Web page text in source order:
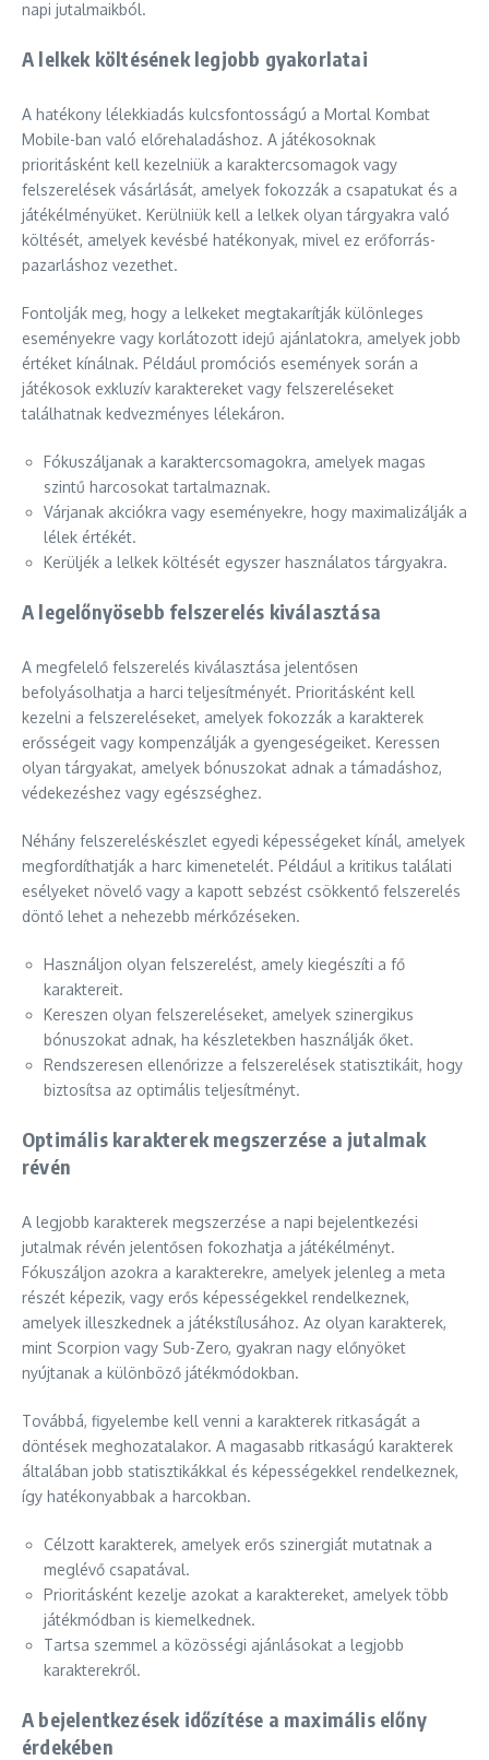
napi jutalmaikból.
A lelkek költésének legjobb gyakorlatai
A hatékony lélekkiadás kulcsfontosságú a Mortal Kombat
Mobile-ban való előrehaladáshoz. A játékosoknak
prioritásként kell kezelniük a karaktercsomagok vagy
felszerelések vásárlását, amelyek fokozzák a csapatukat és a
játékélményüket. Kerülniük kell a lelkek olyan tárgyakra való
költését, amelyek kevésbé hatékonyak, mivel ez erőforrás-
pazarláshoz vezethet.
Fontolják meg, hogy a lelkeket megtakarítják különleges
eseményekre vagy korlátozott idejű ajánlatokra, amelyek jobb
értéket kínálnak. Például promóciós események során a
játékosok exkluzív karaktereket vagy felszereléseket
találhatnak kedvezményes lélekáron.
Fókuszáljanak a karaktercsomagokra, amelyek magas
szintű harcosokat tartalmaznak.
Várjanak akciókra vagy eseményekre, hogy maximalizálják a
lélek értékét.
Kerüljék a lelkek költését egyszer használatos tárgyakra.
A legelőnyösebb felszerelés kiválasztása
A megfelelő felszerelés kiválasztása jelentősen
befolyásolhatja a harci teljesítményét. Prioritásként kell
kezelni a felszereléseket, amelyek fokozzák a karakterek
erősségeit vagy kompenzálják a gyengeségeiket. Keressen
olyan tárgyakat, amelyek bónuszokat adnak a támadáshoz,
védekezéshez vagy egészséghez.
Néhány felszereléskészlet egyedi képességeket kínál, amelyek
megfordíthatják a harc kimenetelét. Például a kritikus találati
esélyeket növelő vagy a kapott sebzést csökkentő felszerelés
döntő lehet a nehezebb mérkőzéseken.
Használjon olyan felszerelést, amely kiegészíti a fő
karaktereit.
Kereszen olyan felszereléseket, amelyek szinergikus
bónuszokat adnak, ha készletekben használják őket.
Rendszeresen ellenőrizze a felszerelések statisztikáit, hogy
biztosítsa az optimális teljesítményt.
Optimális karakterek megszerzése a jutalmak
révén
A legjobb karakterek megszerzése a napi bejelentkezési
jutalmak révén jelentősen fokozhatja a játékélményt.
Fókuszáljon azokra a karakterekre, amelyek jelenleg a meta
részét képezik, vagy erős képességekkel rendelkeznek,
amelyek illeszkednek a játékstílusához. Az olyan karakterek,
mint Scorpion vagy Sub-Zero, gyakran nagy előnyöket
nyújtanak a különböző játékmódokban.
Továbbá, figyelembe kell venni a karakterek ritkaságát a
döntések meghozatalakor. A magasabb ritkaságú karakterek
általában jobb statisztikákkal és képességekkel rendelkeznek,
így hatékonyabbak a harcokban.
Célzott karakterek, amelyek erős szinergiát mutatnak a
meglévő csapatával.
Prioritásként kezelje azokat a karaktereket, amelyek több
játékmódban is kiemelkednek.
Tartsa szemmel a közösségi ajánlásokat a legjobb
karakterekről.
A bejelentkezések időzítése a maximális előny
érdekében